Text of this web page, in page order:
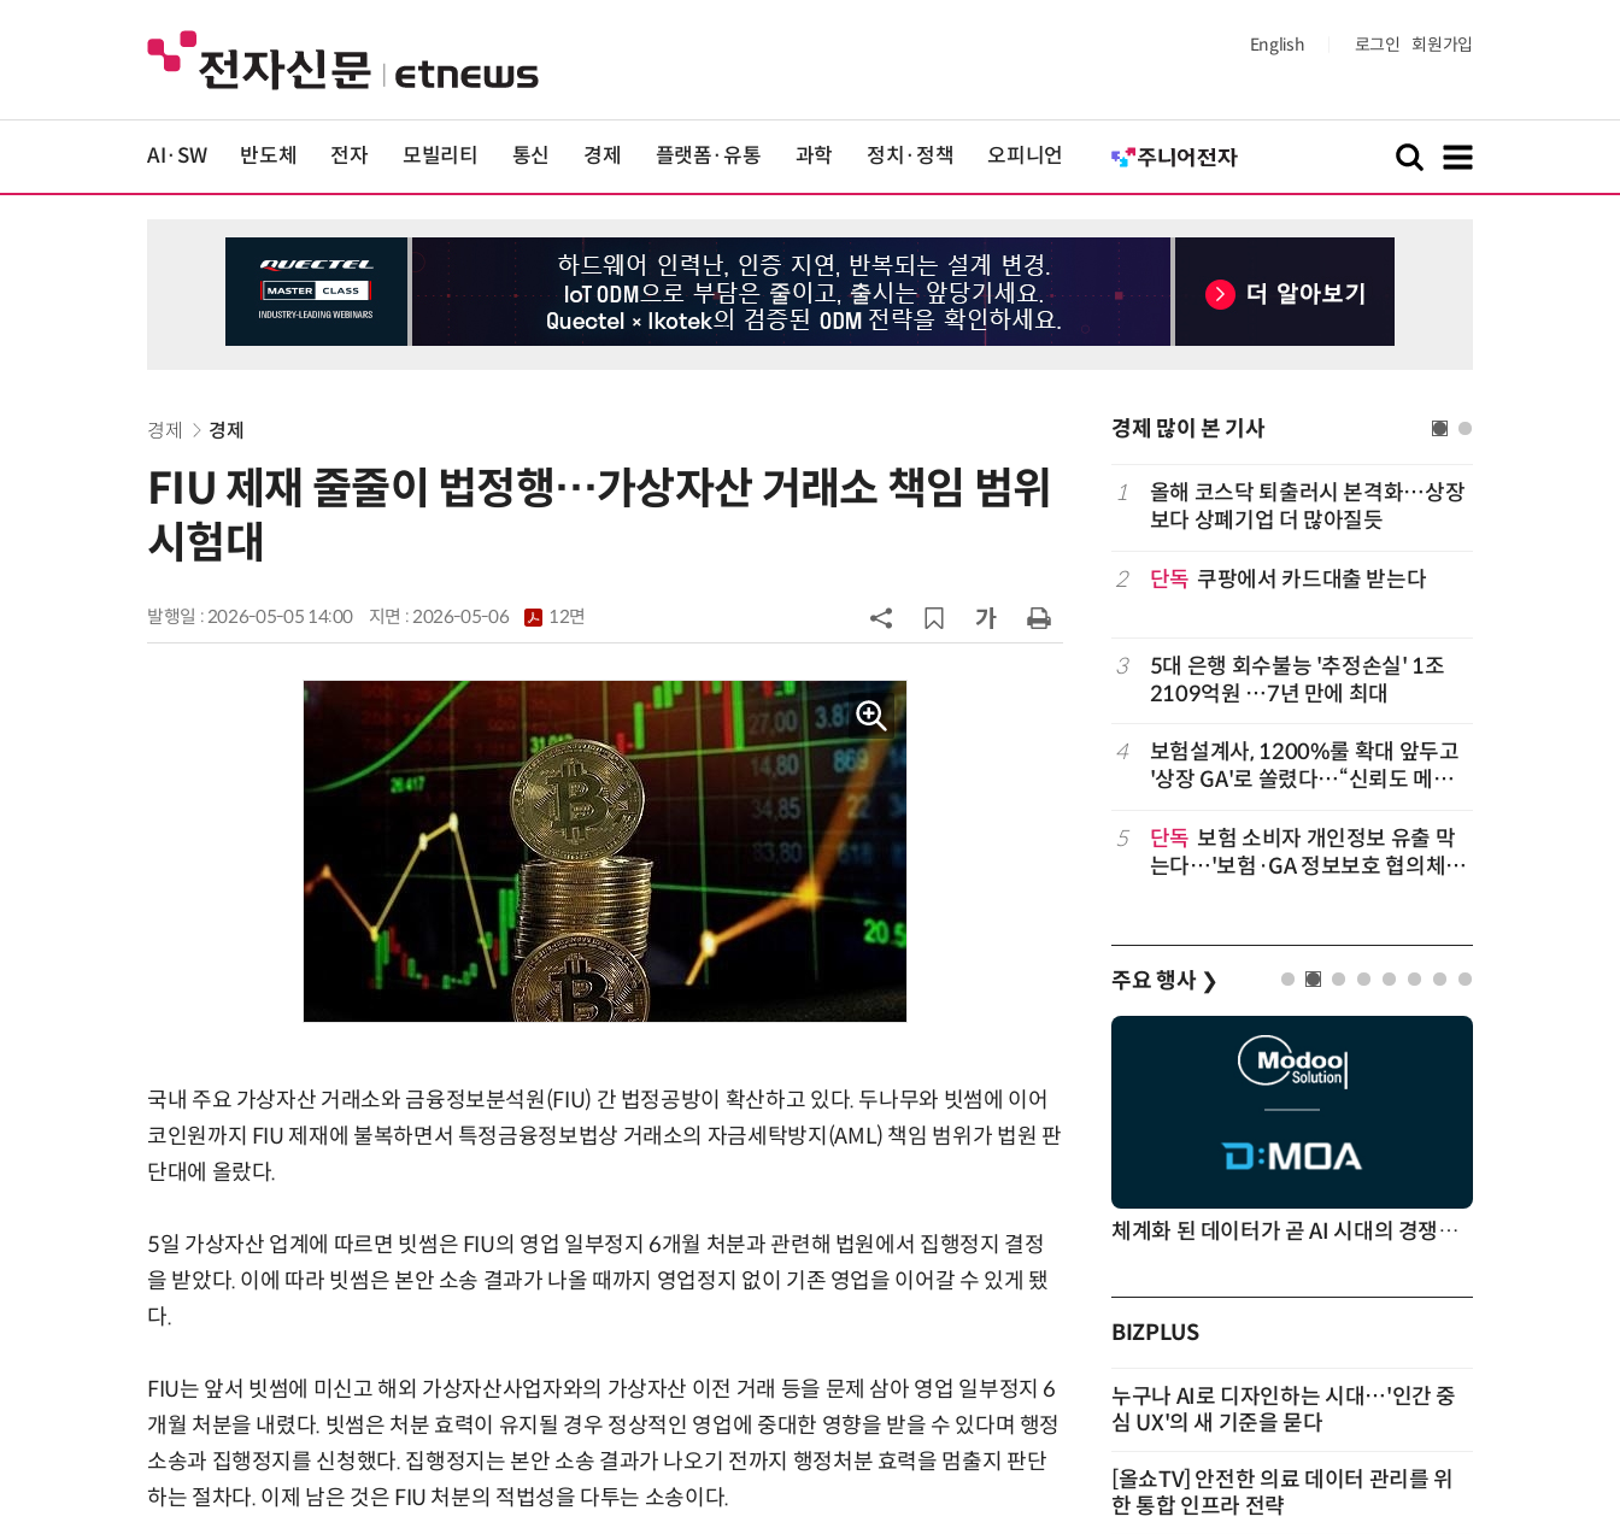
English 로그인 회원가입
AI·SW 반도체 전자 모빌리티 통신 경제 플랫폼·유통 과학 정치·정책 오피니언
경제 경제
FIU 제재 줄줄이 법정행…가상자산 거래소 책임 범위
시험대
발행일 : 2026-05-05 14:00 지면 :2026-05-06 12면
국내 주요 가상자산 거래소와 금융정보분석원(FIU) 간 법정공방이 확산하고 있다. 두나무와 빗썸에 이어
코인원까지 FIU 제재에 불복하면서 특정금융정보법상 거래소의 자금세탁방지(AML) 책임 범위가 법원 판
단대에 올랐다.
5일 가상자산 업계에 따르면 빗썸은 FIU의 영업 일부정지 6개월 처분과 관련해 법원에서 집행정지 결정
을 받았다. 이에 따라 빗썸은 본안 소송 결과가 나올 때까지 영업정지 없이 기존 영업을 이어갈 수 있게 됐
다.
FIU는 앞서 빗썸에 미신고 해외 가상자산사업자와의 가상자산 이전 거래 등을 문제 삼아 영업 일부정지 6
개월 처분을 내렸다. 빗썸은 처분 효력이 유지될 경우 정상적인 영업에 중대한 영향을 받을 수 있다며 행정
소송과 집행정지를 신청했다. 집행정지는 본안 소송 결과가 나오기 전까지 행정처분 효력을 멈출지 판단
하는 절차다. 이제 남은 것은 FIU 처분의 적법성을 다투는 소송이다.
경제 많이 본 기사
6
LG 엑사원, 中企 제조현장 '전파'…
전자, 美 B2B 구독 시동
서 TV·모니터 '大戰'
9
“상장폐지 막아라”…중소 가전 기업,
주가 부양 '총력전'
10 코스피 급등에 매수 사이드카 발동
1
올해 코스닥 퇴출러시 본격화…상장
보다 상폐기업 더 많아질듯
2 단독 쿠팡에서 카드대출 받는다
3
5대 은행 회수불능 '추정손실' 1조
2109억원 …7년 만에 최대
4
보험설계사, 1200%룰 확대 앞두고
'상장 GA'로 쏠렸다…“신뢰도 메리
5
단독 보험 소비자 개인정보 유출 막
는다…'보험·GA 정보보호 협의체'
주요 행사 ❯
AI Native Enterprise를 지원하는 AI Ready Data 플랫폼 활용 전략 체계화 된 데이터가 곧 AI 시대의 경쟁력이다
BIZPLUS
누구나 AI로 디자인하는 시대…'인간 중
심 UX'의 새 기준을 묻다
[올쇼TV] 안전한 의료 데이터 관리를 위
한 통합 인프라 전략